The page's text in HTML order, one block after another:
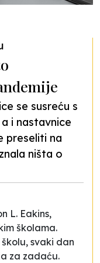
se susreću s
i nastavnice
preseliti na
ništa o
L. Eakins,
školama.
svaki dan
za zadaću.